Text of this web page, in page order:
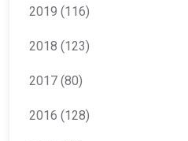
2019 (116)
2018 (123)
2017 (80)
2016 (128)